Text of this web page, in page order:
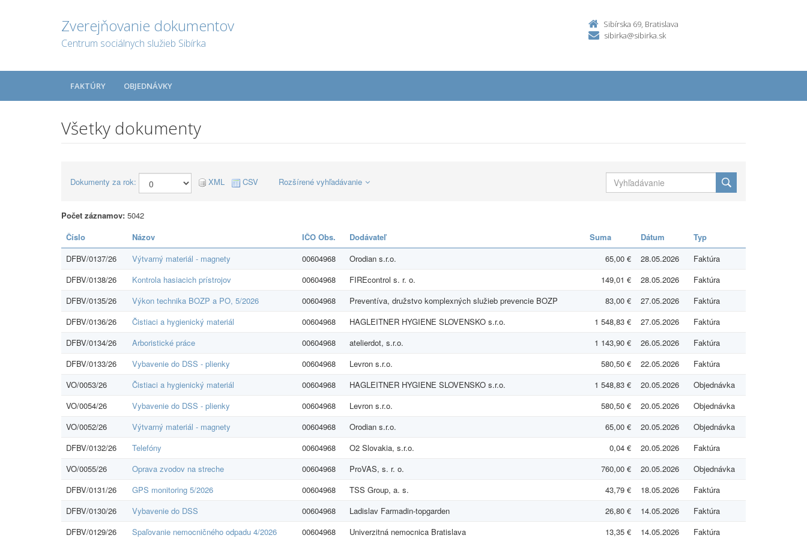
Zverejňovanie dokumentov
Centrum sociálnych služieb Sibírka
Sibírska 69, Bratislava
sibirka@sibirka.sk
FAKTÚRY OBJEDNÁVKY
Všetky dokumenty
Dokumenty za rok: XML CSV Rozšírené vyhľadávanie
Počet záznamov: 5042
Číslo
Názov IČO Obs. Dodávateľ Suma Dátum
Typ
DFBV/0137/26
Výtvarný materiál - magnety 00604968 Orodian s.r.o. 65,00 € 28.05.2026
Faktúra
DFBV/0138/26
Kontrola hasiacich prístrojov 00604968 FIREcontrol s. r. o. 149,01 € 28.05.2026
Faktúra
DFBV/0135/26
Výkon technika BOZP a PO, 5/2026 00604968 Preventíva, družstvo komplexných služieb prevencie BOZP 83,00 € 27.05.2026
Faktúra
DFBV/0136/26
Čistiaci a hygienický materiál 00604968 HAGLEITNER HYGIENE SLOVENSKO s.r.o. 1 548,83 € 27.05.2026
Faktúra
DFBV/0134/26
Arboristické práce 00604968 atelierdot, s.r.o. 1 143,90 € 26.05.2026
Faktúra
DFBV/0133/26
Vybavenie do DSS - plienky 00604968 Levron s.r.o. 580,50 € 22.05.2026
Faktúra
VO/0053/26
Čistiaci a hygienický materiál 00604968 HAGLEITNER HYGIENE SLOVENSKO s.r.o. 1 548,83 € 20.05.2026
Objednávka
VO/0054/26
Vybavenie do DSS - plienky 00604968 Levron s.r.o. 580,50 € 20.05.2026
Objednávka
VO/0052/26
Výtvarný materiál - magnety 00604968 Orodian s.r.o. 65,00 € 20.05.2026
Objednávka
DFBV/0132/26
Telefóny 00604968 O2 Slovakia, s.r.o. 0,04 € 20.05.2026
Faktúra
VO/0055/26
Oprava zvodov na streche 00604968 ProVAS, s. r. o. 760,00 € 20.05.2026
Objednávka
DFBV/0131/26
GPS monitoring 5/2026 00604968 TSS Group, a. s. 43,79 € 18.05.2026
Faktúra
DFBV/0130/26
Vybavenie do DSS 00604968 Ladislav Farmadin-topgarden 26,80 € 14.05.2026
Faktúra
DFBV/0129/26
Spaľovanie nemocničného odpadu 4/2026 00604968 Univerzitná nemocnica Bratislava 13,35 € 14.05.2026 Faktúra